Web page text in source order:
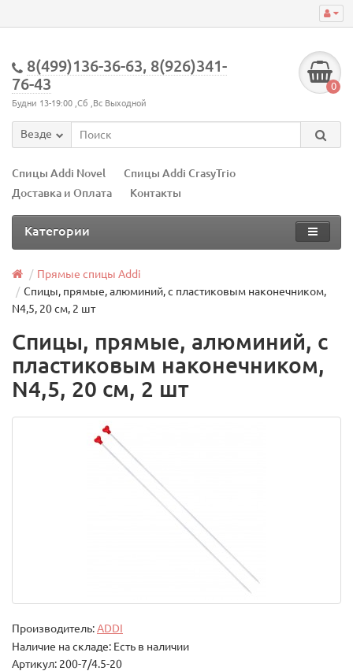
8(499)136-36-63, 8(926)341-
76-43
Будни 13-19:00 ,Сб ,Вс Выходной
0
Везде
Спицы Addi Novel
Спицы Addi CrasyTrio
Доставка и Оплата
Контакты
Категории
Прямые спицы Addi
Спицы, прямые, алюминий, с пластиковым наконечником,
N4,5, 20 см, 2 шт
Спицы, прямые, алюминий, с
пластиковым наконечником,
N4,5, 20 см, 2 шт
Производитель:ADDI
Наличие на складе: Есть в наличии
Артикул: 200-7/4.5-20